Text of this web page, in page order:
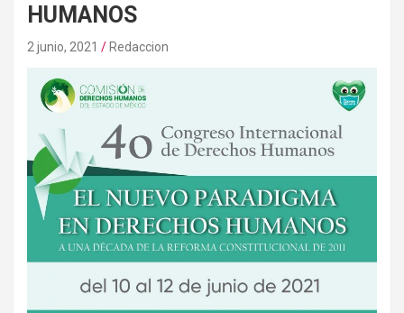
HUMANOS
2 junio, 2021 Redaccion